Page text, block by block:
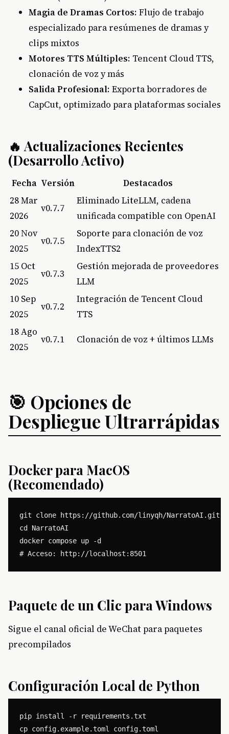
Magia de Dramas Cortos: Flujo de trabajo
especializado para resúmenes de dramas y
clips mixtos
Motores TTS Múltiples: Tencent Cloud TTS,
clonación de voz y más
Salida Profesional: Exporta borradores de
CapCut, optimizado para plataformas sociales
🔥 Actualizaciones Recientes
(Desarrollo Activo)
Fecha Versión
Destacados
28 Mar
2026
v0.7.7
Eliminado LiteLLM, cadena
unificada compatible con OpenAI
20 Nov
2025
v0.7.5
Soporte para clonación de voz
IndexTTS2
15 Oct
2025
v0.7.3
Gestión mejorada de proveedores
LLM
10 Sep
2025
v0.7.2
Integración de Tencent Cloud
TTS
18 Ago
2025
v0.7.1 Clonación de voz + últimos LLMs
🎯 Opciones de
Despliegue Ultrarrápidas
Docker para MacOS
(Recomendado)
git clone https://github.com/linyqh/NarratoAI.git
cd NarratoAI
docker compose up -d
Paquete de un Clic para Windows
Sigue el canal oficial de WeChat para paquetes
precompilados
Configuración Local de Python
pip install -r requirements.txt
cp config.example.toml config.toml